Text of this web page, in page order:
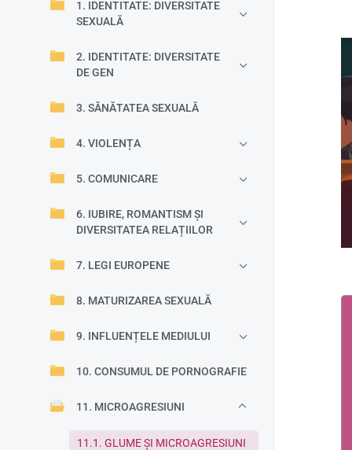
1. IDENTITATE: DIVERSITATE
SEXUALĂ
2. IDENTITATE: DIVERSITATE
DE GEN
3. SĂNĂTATEA SEXUALĂ
4. VIOLENȚA
5. COMUNICARE
6. IUBIRE, ROMANTISM ȘI
DIVERSITATEA RELAȚIILOR
7. LEGI EUROPENE
8. MATURIZAREA SEXUALĂ
9. INFLUENȚELE MEDIULUI
10. CONSUMUL DE PORNOGRAFIE
11. MICROAGRESIUNI
11.1. GLUME ȘI MICROAGRESIUNI